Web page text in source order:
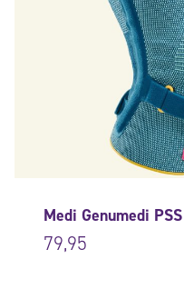
Medi Genumedi PSS
79,95